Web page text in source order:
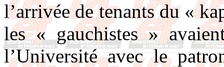
l’arrivée de tenants du «
les « gauchistes »
l’Université avec le